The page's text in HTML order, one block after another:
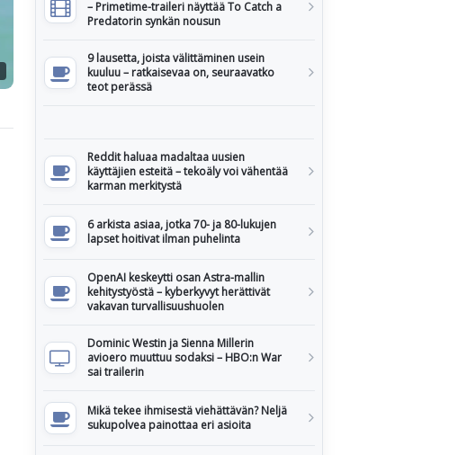
– Primetime-traileri näyttää To Catch a
Predatorin synkän nousun
9 lausetta, joista välittäminen usein
kuuluu – ratkaisevaa on, seuraavatko
teot perässä
Reddit haluaa madaltaa uusien
käyttäjien esteitä – tekoäly voi vähentää
karman merkitystä
6 arkista asiaa, jotka 70- ja 80-lukujen
lapset hoitivat ilman puhelinta
OpenAI keskeytti osan Astra-mallin
kehitystyöstä – kyberkyvyt herättivät
vakavan turvallisuushuolen
Dominic Westin ja Sienna Millerin
avioero muuttuu sodaksi – HBO:n War
sai trailerin
Mikä tekee ihmisestä viehättävän? Neljä
sukupolvea painottaa eri asioita